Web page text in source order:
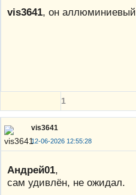
vis3641, он
1
vis3641
12-06-2026 12:55:28
Андрей01,
сам удивлëн, не ожидал.